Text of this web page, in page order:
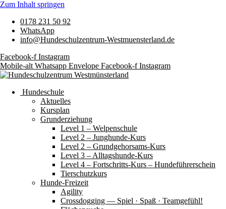
Zum Inhalt springen
0178 231 50 92
WhatsApp
info@Hundeschulzentrum-Westmuensterland.de
Facebook-f Instagram
Mobile-alt Whatsapp Envelope Facebook-f Instagram
Hundeschule
Aktuelles
Kursplan
Grunderziehung
Level 1 – Welpenschule
Level 2 – Junghunde-Kurs
Level 2 – Grundgehorsams-Kurs
Level 3 – Alltagshunde-Kurs
Level 4 – Fortschritts-Kurs – Hundeführerschein
Tierschutzkurs
Hunde-Freizeit
Agility
Crossdogging — Spiel · Spaß · Teamgefühl!